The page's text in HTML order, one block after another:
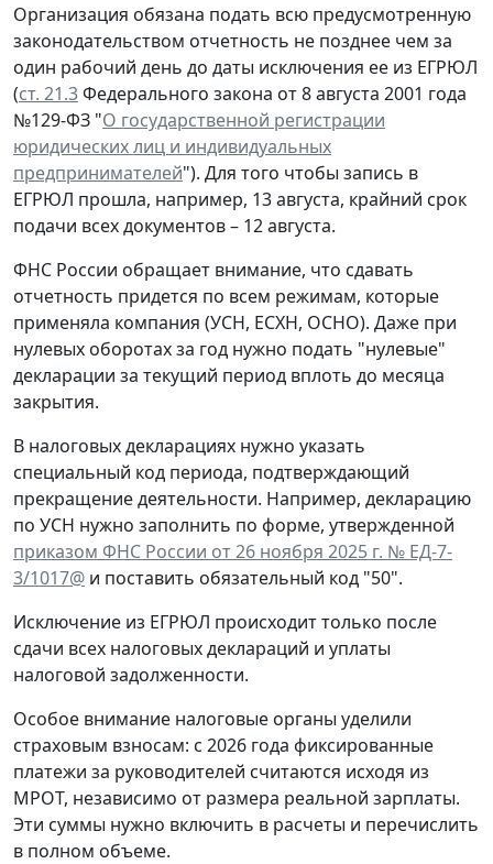
Организация обязана подать всю предусмотренную
законодательством отчетность не позднее чем за
один рабочий день до даты исключения ее из ЕГРЮЛ
(ст. 21.3Федерального закона от 8 августа 2001 года
№129-ФЗ "О государственной регистрации
юридических лиц и индивидуальных
предпринимателей"). Для того чтобы запись в
ЕГРЮЛ прошла, например, 13 августа, крайний срок
подачи всех документов – 12 августа.
ФНС России обращает внимание, что сдавать
отчетность придется по всем режимам, которые
применяла компания (УСН, ЕСХН, ОСНО). Даже при
нулевых оборотах за год нужно подать "нулевые"
декларации за текущий период вплоть до месяца
закрытия.
В налоговых декларациях нужно указать
специальный код периода, подтверждающий
прекращение деятельности. Например, декларацию
по УСН нужно заполнить по форме, утвержденной
приказом ФНС России от 26 ноября 2025 г. № ЕД-7-
3/1017@ и поставить обязательный код "50".
Исключение из ЕГРЮЛ происходит только после
сдачи всех налоговых деклараций и уплаты
налоговой задолженности.
Особое внимание налоговые органы уделили
страховым взносам: с 2026 года фиксированные
платежи за руководителей считаются исходя из
МРОТ, независимо от размера реальной зарплаты.
Эти суммы нужно включить в расчеты и перечислить
в полном объеме.